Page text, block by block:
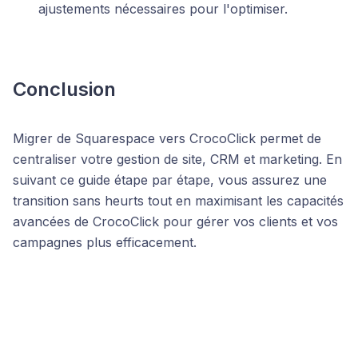
ajustements nécessaires pour l'optimiser.
Conclusion
Migrer de Squarespace vers CrocoClick permet de
centraliser votre gestion de site, CRM et marketing. En
suivant ce guide étape par étape, vous assurez une
transition sans heurts tout en maximisant les capacités
avancées de CrocoClick pour gérer vos clients et vos
campagnes plus efficacement.